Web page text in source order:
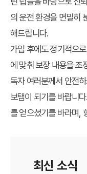
의 운전 환경을 면밀히
해드립니다.
가입 후에도 정기적으
에 맞춰 보장 내용을 조
독자 여러분께서 안전
보탬이 되기를 바랍니
를 얻으셨기를 바라며,
최신 소식